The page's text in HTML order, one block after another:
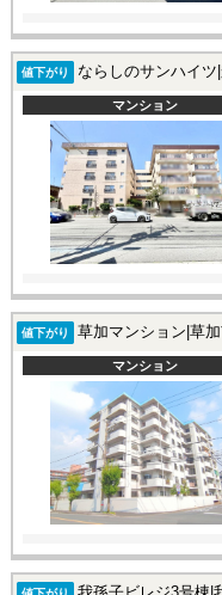
値下がり ならしのサンハイ
マンション
値下がり 草加マンション|草
マンション